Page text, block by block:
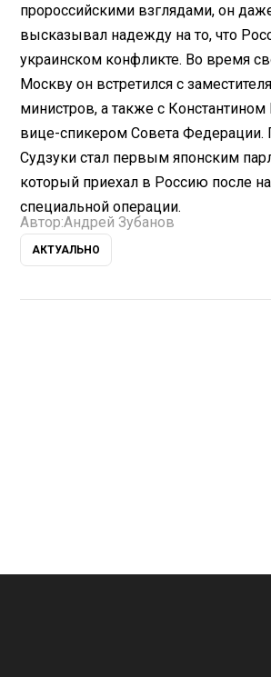
пророссийскими взглядами, он
высказывал надежду на то, что
украинском конфликте. Во время
Москву он встретился с
министров, а также с
вице-спикером Совета Федерации.
Судзуки стал первым японским
который приехал в Россию после
специальной операции.
Автор:Андрей Зубанов
АКТУАЛЬНО